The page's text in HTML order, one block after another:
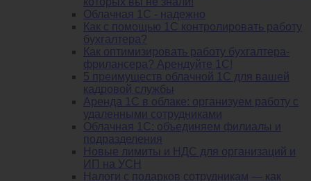
Облачная 1С - надежно
Как с помощью 1С контролировать работу
бухгалтера?
Как оптимизировать работу бухгалтера-
фрилансера? Арендуйте 1С!
5 преимуществ облачной 1С для вашей
кадровой службы
Аренда 1С в облаке: организуем работу с
удаленными сотрудниками
Облачная 1С: объединяем филиалы и
подразделения
Новые лимиты и НДС для организаций и
ИП на УСН
Налоги с подарков сотрудникам — как